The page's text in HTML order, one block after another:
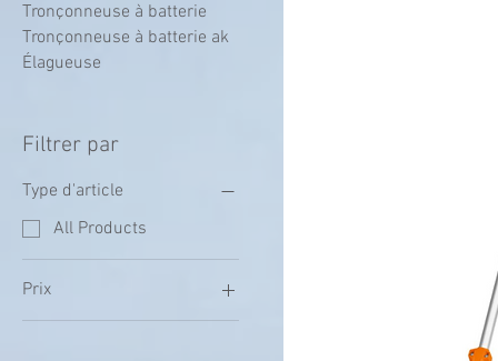
Tronçonneuse à batterie
Tronçonneuse à batterie ak
Élagueuse
Filtrer par
Type d'article
All Products
Prix